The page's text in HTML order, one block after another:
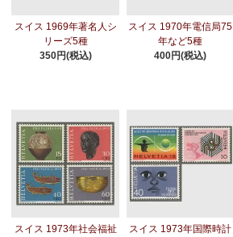
スイス 1969年著名人シ
リーズ5種
350円(税込)
スイス 1970年電信局75
年など5種
400円(税込)
スイス 1973年社会福祉
スイス 1973年国際時計